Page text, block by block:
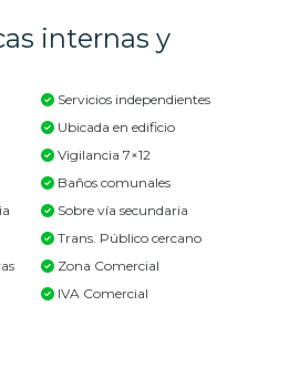
internas y
Servicios independientes
Ubicada en edificio
Vigilancia 7×12
Baños comunales
Sobre vía secundaria
Trans. Público cercano
Zona Comercial
IVA Comercial